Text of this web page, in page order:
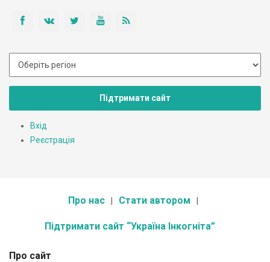
Підтримати сайт
Вхід
Реєстрація
Про нас Стати автором
Підтримати сайт “Україна Інкогніта”
Про сайт